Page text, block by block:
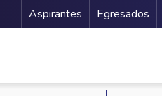
Menu
Aspirantes Egresados